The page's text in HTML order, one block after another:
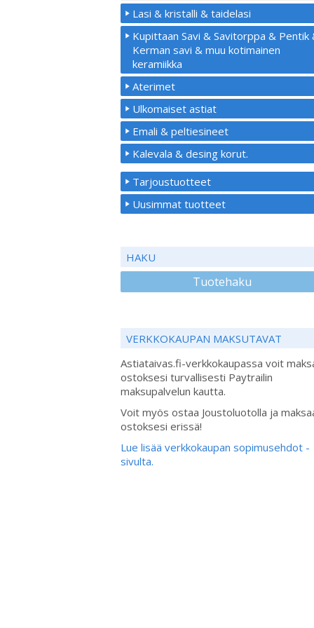
Lasi & kristalli & taidelasi
Kupittaan Savi & Savitorppa & Pentik
Kerman savi & muu kotimainen
keramiikka
Aterimet
Ulkomaiset astiat
Emali & peltiesineet
Kalevala & desing korut.
Tarjoustuotteet
Uusimmat tuotteet
HAKU
Tuotehaku
VERKKOKAUPAN MAKSUTAVAT
Astiataivas.fi-verkkokaupassa voit
ostoksesi turvallisesti Paytrailin
maksupalvelun kautta.
Voit myös ostaa Joustoluotolla ja
ostoksesi erissä!
Lue lisää verkkokaupan sopimusehdot -
sivulta.